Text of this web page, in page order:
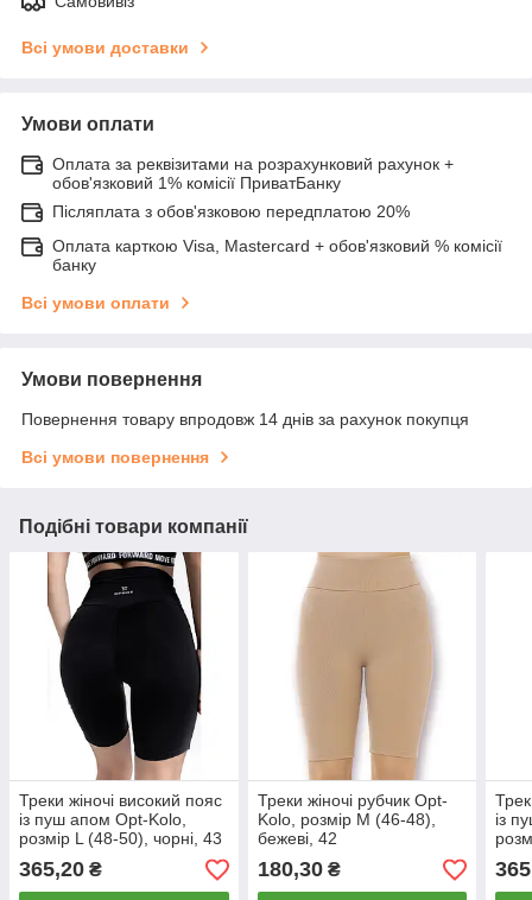
Всі умови доставки
Умови оплати
Оплата за реквізитами на розрахунковий рахунок +
обов'язковий 1% комісії ПриватБанку
Післяплата з обов'язковою передплатою 20%
Оплата карткою Visa, Mastercard + обов'язковий % комісії
банку
Всі умови оплати
Умови повернення
Повернення товару впродовж 14 днів за рахунок покупця
Всі умови повернення
Подібні товари компанії
Треки жіночі високий пояс
із пуш апом Opt-Kolo,
розмір L (48-50), чорні, 43
365,20 ₴
Треки жіночі рубчик Opt-
Kolo, розмір M (46-48),
бежеві, 42
180,30₴
із